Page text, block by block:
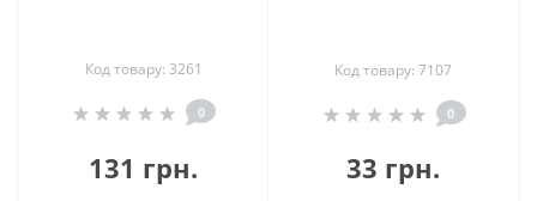
Код товару: 3261
0
131 грн.
Код товару: 7107
0
33 грн.